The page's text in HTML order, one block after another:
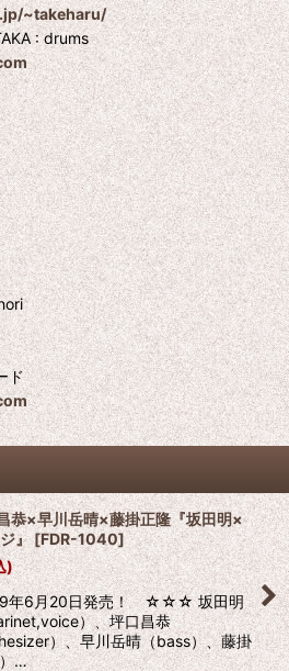
~takeharu/
: drums
ド
恭×早川岳晴×藤掛正隆『坂田明×
』 [FDR-1040]
)
6月20日発売！ ☆☆☆ 坂田明
）、坪口昌恭
）、早川岳晴（bass）、藤掛
…